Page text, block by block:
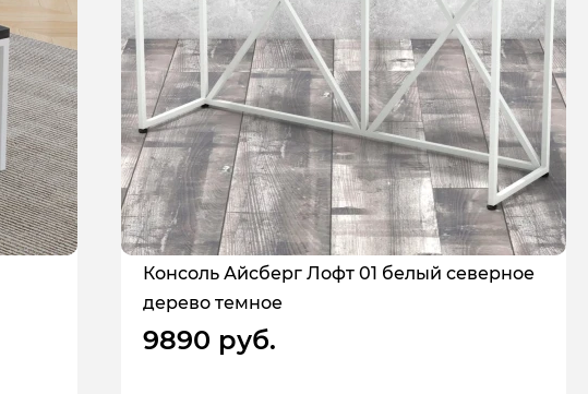
Консоль Айсберг Лофт 01 белый северное
дерево темное
9890 руб.